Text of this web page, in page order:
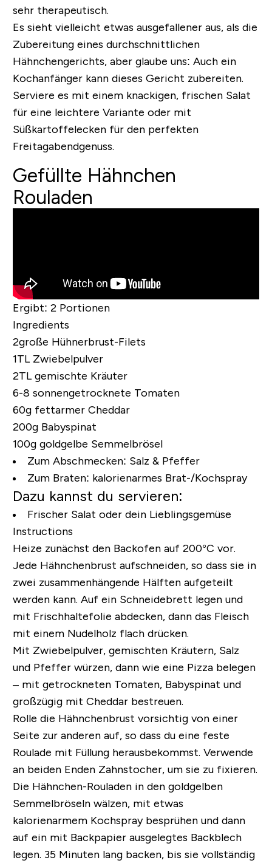
sehr therapeutisch.
Es sieht vielleicht etwas ausgefallener aus, als die
Zubereitung eines durchschnittlichen
Hähnchengerichts, aber glaube uns: Auch ein
Kochanfänger kann dieses Gericht zubereiten.
Serviere es mit einem knackigen, frischen Salat
für eine leichtere Variante oder mit
Süßkartoffelecken für den perfekten
Freitagabendgenuss.
Gefüllte Hähnchen
Rouladen
Ergibt: 2 Portionen
Ingredients
2große Hühnerbrust-Filets
1TL Zwiebelpulver
2TL gemischte Kräuter
6-8 sonnengetrocknete Tomaten
60g fettarmer Cheddar
200g Babyspinat
100g goldgelbe Semmelbrösel
Zum Abschmecken: Salz & Pfeffer
Zum Braten: kalorienarmes Brat-/Kochspray
Dazu kannst du servieren:
Frischer Salat oder dein Lieblingsgemüse
Instructions
Heize zunächst den Backofen auf 200°C vor.
Jede Hähnchenbrust aufschneiden, so dass sie in
zwei zusammenhängende Hälften aufgeteilt
werden kann. Auf ein Schneidebrett legen und
mit Frischhaltefolie abdecken, dann das Fleisch
mit einem Nudelholz flach drücken.
Mit Zwiebelpulver, gemischten Kräutern, Salz
und Pfeffer würzen, dann wie eine Pizza belegen
– mit getrockneten Tomaten, Babyspinat und
großzügig mit Cheddar bestreuen.
Rolle die Hähnchenbrust vorsichtig von einer
Seite zur anderen auf, so dass du eine feste
Roulade mit Füllung herausbekommst. Verwende
an beiden Enden Zahnstocher, um sie zu fixieren.
Die Hähnchen-Rouladen in den goldgelben
Semmelbröseln wälzen, mit etwas
kalorienarmem Kochspray besprühen und dann
auf ein mit Backpapier ausgelegtes Backblech
legen. 35 Minuten lang backen, bis sie vollständig